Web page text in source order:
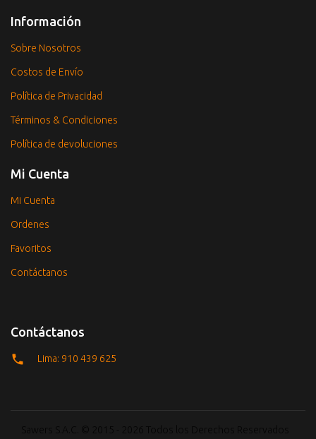
Información
Sobre Nosotros
Costos de Envío
Política de Privacidad
Términos & Condiciones
Política de devoluciones
Mi Cuenta
Mi Cuenta
Ordenes
Favoritos
Contáctanos
Contáctanos
Lima: 910 439 625